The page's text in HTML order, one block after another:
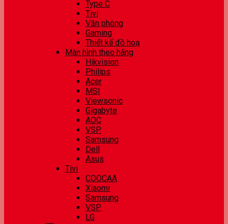
Type C
Tivi
Văn phòng
Gaming
Thiết kế đồ hoạ
Màn hình theo hãng
Hikvision
Philips
Acer
MSI
Viewsonic
Gigabyte
AOC
VSP
Samsung
Dell
Asus
Tivi
COOCAA
Xiaomi
Samsung
VSP
LG